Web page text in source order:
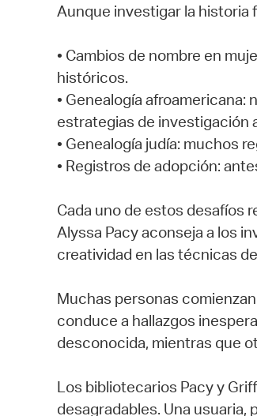
Aunque investigar la historia
• Cambios de nombre en
históricos.
• Genealogía
estrategias de investigación
• Genealogía judía: muchos
• Registros de adopción:
Cada uno de estos desafíos
Alyssa Pacy aconseja a los
creatividad en las técnicas
Muchas personas
conduce a hallazgos
desconocida, mientras que
Los bibliotecarios Pacy y
desagradables. Una